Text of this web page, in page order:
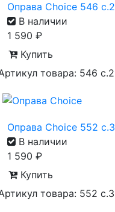
Оправа Choice 546 с.2
В наличии
1 590 ₽
Купить
товара: 546 с.2
Оправа Choice 552 с.3
В наличии
1 590 ₽
Купить
товара: 552 с.3